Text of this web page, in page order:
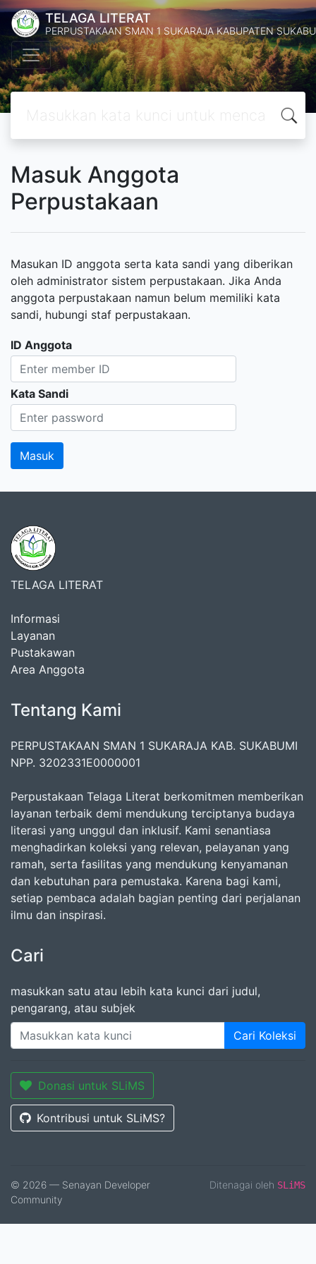
TELAGA LITERAT
PERPUSTAKAAN SMAN 1 SUKARAJA KABUPATEN
Masuk Anggota
Perpustakaan
Masukan ID anggota serta kata sandi yang diberikan
oleh administrator sistem perpustakaan. Jika Anda
anggota perpustakaan namun belum memiliki kata
sandi, hubungi staf perpustakaan.
ID Anggota
Kata Sandi
TELAGA LITERAT
Informasi
Layanan
Pustakawan
Area Anggota
Tentang Kami
PERPUSTAKAAN SMAN 1 SUKARAJA KAB. SUKABUMI
NPP. 3202331E0000001
Perpustakaan Telaga Literat berkomitmen memberikan
layanan terbaik demi mendukung terciptanya budaya
literasi yang unggul dan inklusif. Kami senantiasa
menghadirkan koleksi yang relevan, pelayanan yang
ramah, serta fasilitas yang mendukung kenyamanan
dan kebutuhan para pemustaka. Karena bagi kami,
setiap pembaca adalah bagian penting dari perjalanan
ilmu dan inspirasi.
Cari
masukkan satu atau lebih kata kunci dari judul,
pengarang, atau subjek
Cari Koleksi
Donasi untuk SLiMS
Kontribusi untuk SLiMS?
© 2026 — Senayan Developer
Community
Ditenagai oleh SLiMS